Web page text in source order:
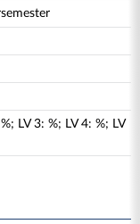
%; LV 3: %; LV 4: %; LV